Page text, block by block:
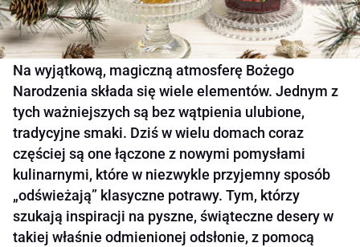
Na wyjątkową, magiczną atmosferę Bożego
Narodzenia składa się wiele elementów. Jednym z
tych ważniejszych są bez wątpienia ulubione,
tradycyjne smaki. Dziś w wielu domach coraz
częściej są one łączone z nowymi pomysłami
kulinarnymi, które w niezwykle przyjemny sposób
„odświeżają” klasyczne potrawy. Tym, którzy
szukają inspiracji na pyszne, świąteczne desery w
takiej właśnie odmienionej odsłonie, z pomocą